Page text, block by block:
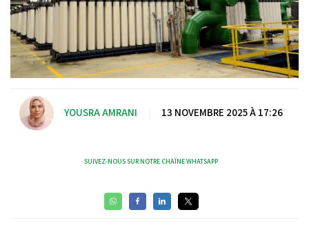
YOUSRA AMRANI 13 NOVEMBRE 2025 À 17:26
SUIVEZ-NOUS SUR NOTRE CHAÎNE WHATSAPP